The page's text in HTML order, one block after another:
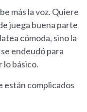
más la voz. Quiere
juega buena parte
cómoda, sino la
endeudó para
lo básico.
están complicados